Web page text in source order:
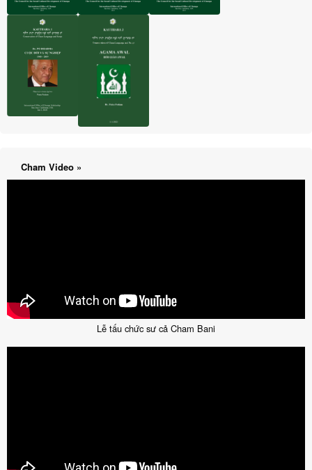
Cham Video »
Lễ tấu chức sư cả Cham Bani